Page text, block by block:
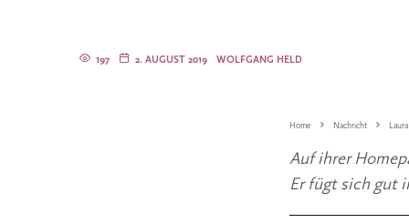
WOLFGANG HELD
2. AUGUST 2019
197
Home Nachricht
Auf ihrer
Er fügt sich gut